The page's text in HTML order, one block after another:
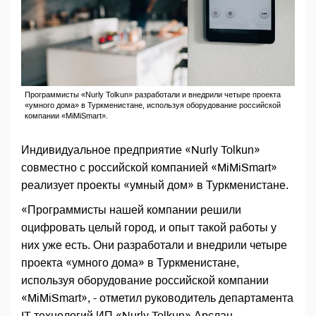
Программисты «Nurly Tolkun» разработали и внедрили четыре проекта
«умного дома» в Туркменистане, используя оборудование российской
компании «MiMiSmart».
Индивидуальное предприятие «Nurly Tolkun»
совместно с российской компанией «MiMiSmart»
реализует проекты «умный дом» в Туркменистане.
«Программисты нашей компании решили
оцифровать целый город, и опыт такой работы у
них уже есть. Они разработали и внедрили четыре
проекта «умного дома» в Туркменистане,
используя оборудование российской компании
«MiMiSmart», - отметил руководитель департамента